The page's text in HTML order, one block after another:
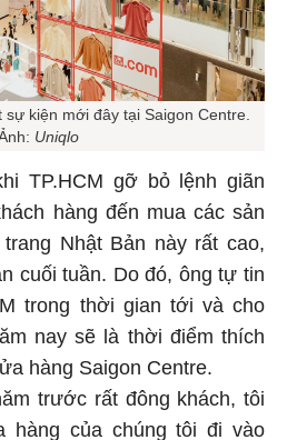
kiện mới đây tại Saigon Centre.
Ảnh: Uniqlo
TP.HCM gỡ bỏ lệnh giãn
hàng đến mua các sản
Nhật Bản này rất cao,
cuối tuần. Do đó, ông tự tin
trong thời gian tới và cho
nay sẽ là thời điểm thích
hàng Saigon Centre.
trước rất đông khách, tôi
hàng của chúng tôi đi vào